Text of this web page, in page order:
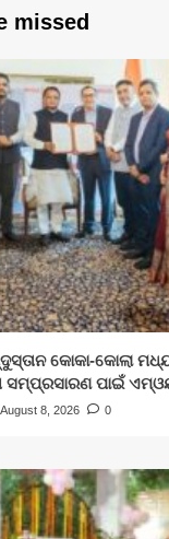
missed
କୋକା-କୋଲା
ସମ୍ପ୍ରସାରଣ ପାଇଁ
August 8, 2026 0